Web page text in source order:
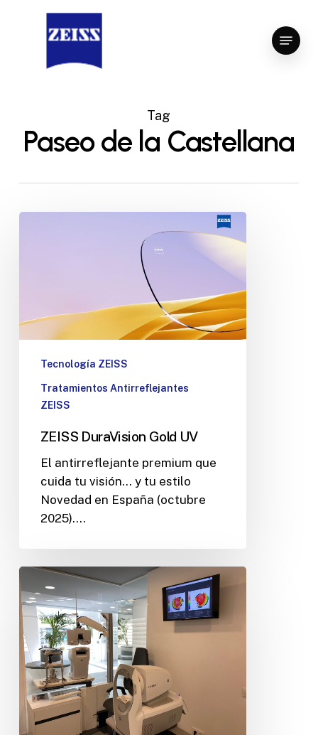
Menu
Tag
Paseo de la Castellana
Tecnología ZEISS
Tratamientos Antirreflejantes
ZEISS
ZEISS DuraVision Gold UV
El antirreflejante premium que
cuida tu visión… y tu estilo
Novedad en España (octubre
2025).…
Close